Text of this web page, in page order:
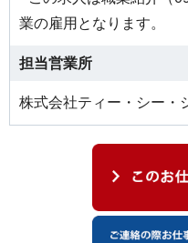
業の雇用となります。
担当営業所
株式会社ティー・シー・